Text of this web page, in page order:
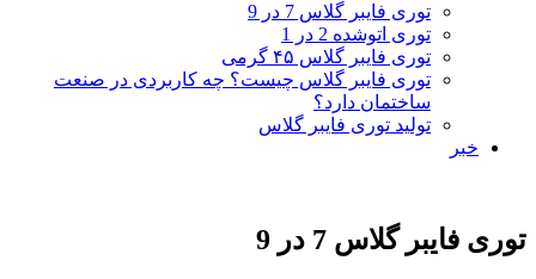
توری فایبر گلاس 7 در 9
توری اتوشده 2 در 1
توری فایبر گلاس ۴۵ گرمی
توری فایبر گلاس چیست؟ چه کاربردی در صنعت
ساختمان دارد؟
تولید توری فایبر گلاس
خبر
توری فایبر گلاس 7 در 9